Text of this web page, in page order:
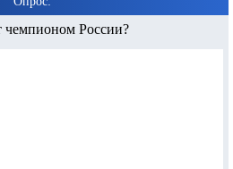
чемпионом России?